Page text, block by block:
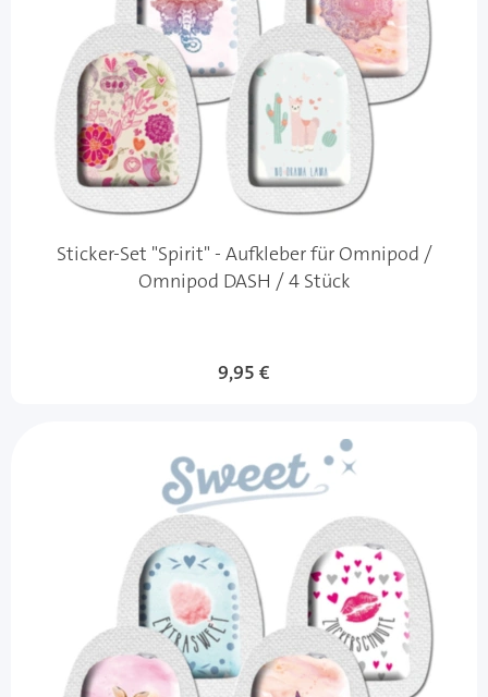
Sticker-Set "Spirit" - Aufkleber für Omnipod /
Omnipod DASH / 4 Stück
9,95 €